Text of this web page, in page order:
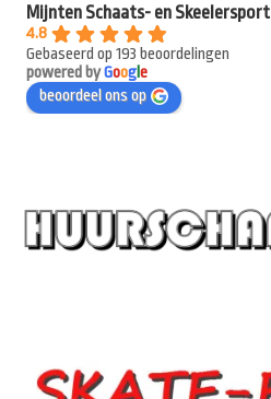
Mijnten Schaats- en Skeelersport
4.8
Gebaseerd op 193 beoordelingen
powered byGooge
beoordeel ons op